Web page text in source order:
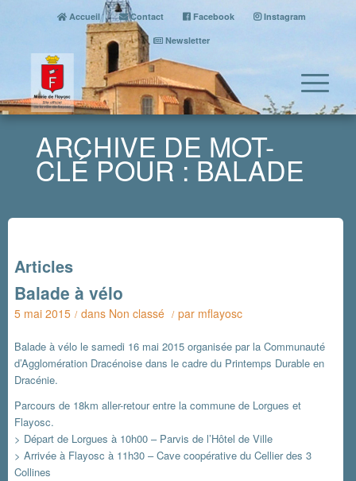
Accueil Contact Facebook
Instagram
Newsletter
ARCHIVE DE MOT-
CLÉ POUR : BALADE
Articles
Balade à vélo
5 mai 2015 / dans Non classé / par mflayosc
Balade à vélo le samedi 16 mai 2015 organisée par la Communauté
d’Agglomération Dracénoise dans le cadre du Printemps Durable en
Dracénie.
Parcours de 18km aller-retour entre la commune de Lorgues et
Flayosc.
> Départ de Lorgues à 10h00 – Parvis de l’Hôtel de Ville
> Arrivée à Flayosc à 11h30 – Cave coopérative du Cellier des 3
Collines